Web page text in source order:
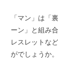
「マン」は「
ーン」と組み
レスレットな
がでしょうか。